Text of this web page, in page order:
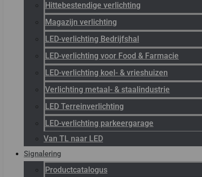
Hittebestendige verlichting
Magazijn verlichting
LED-verlichting Bedrijfshal
LED-verlichting voor Food & Farmacie
LED-verlichting koel- & vrieshuizen
Verlichting metaal- & staalindustrie
LED Terreinverlichting
LED-verlichting parkeergarage
Van TL naar LED
Signalering
Productcatalogus